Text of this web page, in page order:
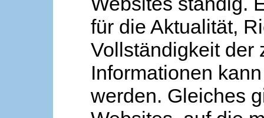
für die Aktualität,
Vollständigkeit der
Informationen
werden. Gleiches